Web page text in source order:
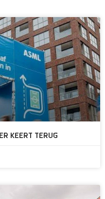
KEERT TERUG